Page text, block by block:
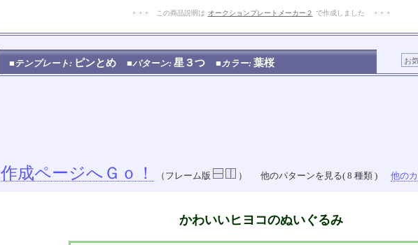
+ + + この商品説明は オークションプレートメーカー２ で作成しました + + +
■テンプレート: ピンとめ ■パターン: 星３つ ■カラー: 葉桜
作成ページへＧｏ！ （フレーム版 ） 他のパターンを見る( 8 種類 ) 他の
かわいいヒヨコのぬいぐるみ